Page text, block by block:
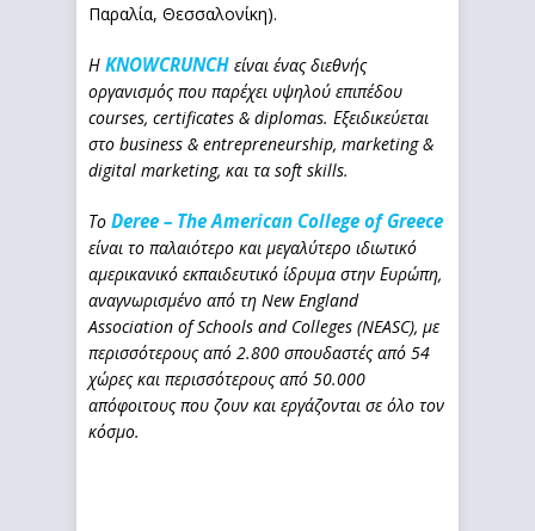
Παραλία, Θεσσαλονίκη).
Η KNOWCRUNCH είναι ένας διεθνής
οργανισμός που παρέχει υψηλού επιπέδου
courses, certificates & diplomas. Εξειδικεύεται
στο business & entrepreneurship, marketing &
digital marketing, και τα soft skills.
Το Deree – The American College of Greece
είναι το παλαιότερο και μεγαλύτερο ιδιωτικό
αμερικανικό εκπαιδευτικό ίδρυμα στην Ευρώπη,
αναγνωρισμένο από τη New England
Association of Schools and Colleges (NEASC), με
περισσότερους από 2.800 σπουδαστές από 54
χώρες και περισσότερους από 50.000
απόφοιτους που ζουν και εργάζονται σε όλο τον
κόσμο.